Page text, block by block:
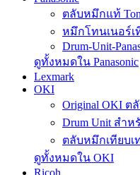
ตลับหมึกแท้
หมึกโทนเนอร์เที
Drum-Unit-
ดูทั้งหมดใน Panasonic
Lexmark
OKI
Original OKI ต
Drum Unit สำห
ตลับหมึกเทียบเ
ดูทั้งหมดใน OKI
Ricoh